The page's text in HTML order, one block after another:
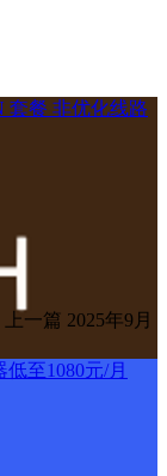
套餐 非优化线路
上一篇 2025年9月
至1080元/月